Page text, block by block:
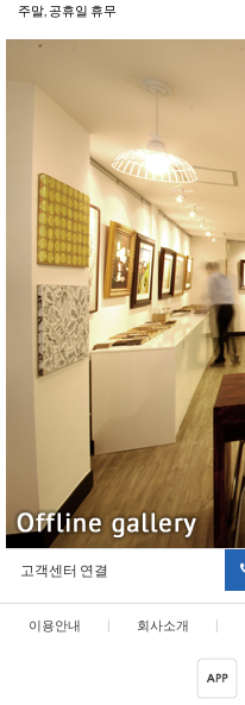
주말, 공휴일 휴무
고객센터 연결
이용안내 | 회사소개 |